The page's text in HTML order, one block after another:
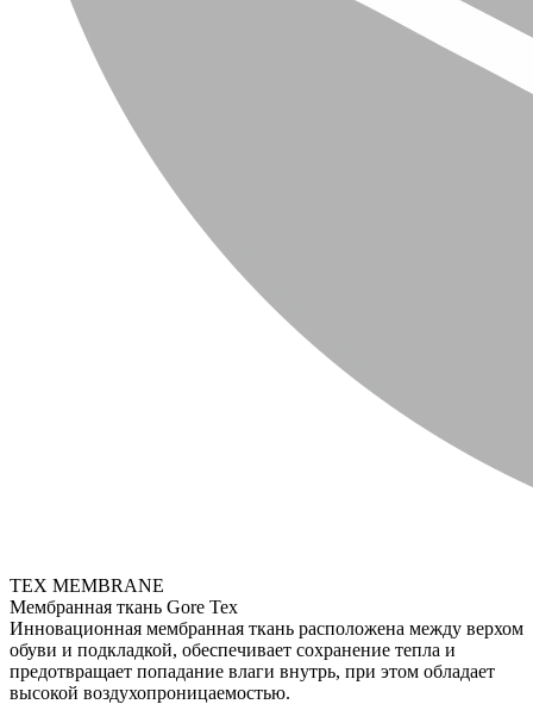
TEX MEMBRANE
Мембранная ткань Gore Tex
Инновационная мембранная ткань расположена между верхом
обуви и подкладкой, обеспечивает сохранение тепла и
предотвращает попадание влаги внутрь, при этом обладает
высокой воздухопроницаемостью.